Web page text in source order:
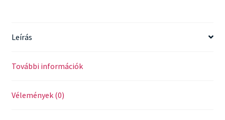
Leírás
További információk
Vélemények (0)